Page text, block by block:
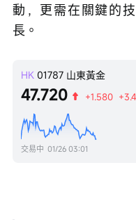
動，更需在關鍵的
長。
HK 01787 山東黃金
47.720 +1.580
交易中 01/26 03:01